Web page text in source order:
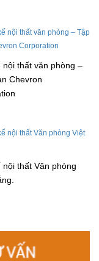
nội thất văn phòng –
Chevron
nội thất Văn phòng